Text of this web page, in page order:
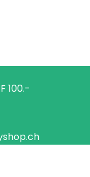
100.-